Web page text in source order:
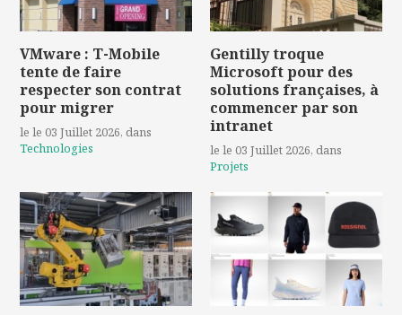
VMware : T-Mobile
tente de faire
respecter son contrat
pour migrer
le le 03 Juillet 2026, dans
Technologies
Gentilly troque
Microsoft pour des
solutions françaises, à
commencer par son
intranet
le le 03 Juillet 2026, dans
Projets